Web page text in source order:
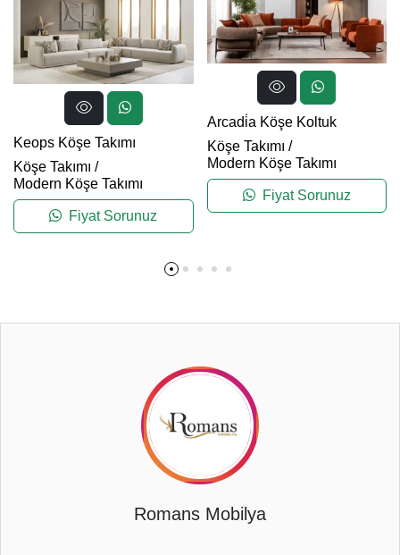
Keops Köşe Takımı
Köşe Takımı /
Modern Köşe Takımı
Fiyat Sorunuz
Arcadi̇a Köşe Koltuk
Köşe Takımı /
Modern Köşe Takımı
Fiyat Sorunuz
Romans Mobilya